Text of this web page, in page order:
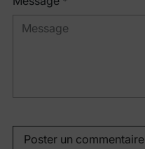
Poster un commentaire